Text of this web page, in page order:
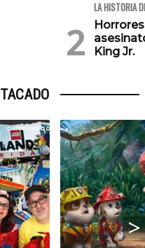
LA HISTORIA
King Jr.